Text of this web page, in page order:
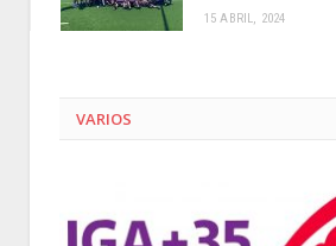
15 ABRIL, 2024
VARIOS